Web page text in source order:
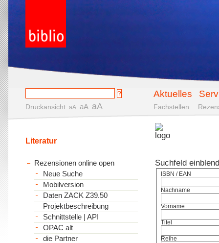
Aktuelles
Druckansicht aA aA aA Fachstellen
Suchfeld
ISBN / EAN
Nachname
Vorname
Titel
Reihe
Literatur
Rezensionen online open
Neue Suche
Mobilversion
Daten ZACK Z39.50
Projektbeschreibung
Schnittstelle | API
OPAC alt
die Partner